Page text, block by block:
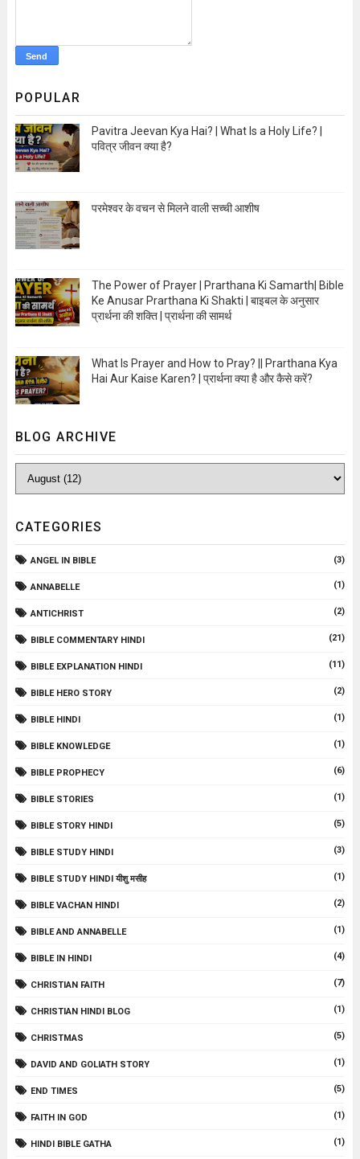
POPULAR
Pavitra Jeevan Kya Hai? | What Is a Holy Life? |
पवित्र जीवन क्या है?
परमेश्वर के वचन से मिलने वाली सच्ची आशीष
The Power of Prayer | Prarthana Ki Samarth| Bible
Ke Anusar Prarthana Ki Shakti | बाइबल के अनुसार
प्रार्थना की शक्ति | प्रार्थना की सामर्थ
What Is Prayer and How to Pray? || Prarthana Kya
Hai Aur Kaise Karen? | प्रार्थना क्या है और कैसे करें?
BLOG ARCHIVE
CATEGORIES
ANGEL IN BIBLE (3)
ANNABELLE (1)
ANTICHRIST (2)
BIBLE COMMENTARY HINDI (21)
BIBLE EXPLANATION HINDI (11)
BIBLE HERO STORY (2)
BIBLE HINDI (1)
BIBLE KNOWLEDGE (1)
BIBLE PROPHECY (6)
BIBLE STORIES (1)
BIBLE STORY HINDI (5)
BIBLE STUDY HINDI (3)
BIBLE STUDY HINDI यीशु मसीह (1)
BIBLE VACHAN HINDI (2)
BIBLE AND ANNABELLE (1)
BIBLE IN HINDI (4)
CHRISTIAN FAITH (7)
CHRISTIAN HINDI BLOG (1)
CHRISTMAS (5)
DAVID AND GOLIATH STORY (1)
END TIMES (5)
FAITH IN GOD (1)
HINDI BIBLE GATHA (1)